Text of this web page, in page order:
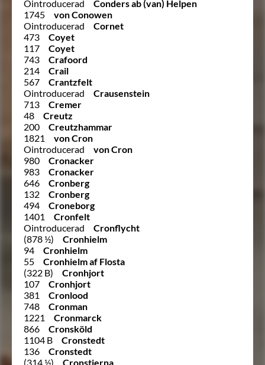
Ointroducerad
Conders ab (van) Helpen
1745
von Conowen
Ointroducerad
Cornet
473
Coyet
117
Coyet
743
Crafoord
214
Crail
567
Crantzfelt
Ointroducerad
Crausenstein
713
Cremer
48
Creutz
200
Creutzhammar
1821
von Cron
Ointroducerad
von Cron
980
Cronacker
983
Cronacker
646
Cronberg
132
Cronberg
494
Croneborg
1401
Cronfelt
Ointroducerad
Cronflycht
(878 ½)
Cronhielm
94
Cronhielm
55
Cronhielm af Flosta
(322 B)
Cronhjort
107
Cronhjort
381
Cronlood
748
Cronman
1221
Cronmarck
866
Cronsköld
1104 B
Cronstedt
136
Cronstedt
(314 ½)
Cronstierna